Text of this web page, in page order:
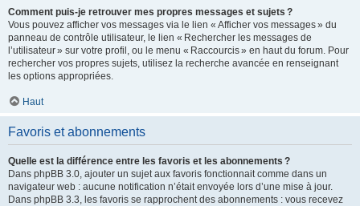
Comment puis-je retrouver mes propres messages et sujets ?
Vous pouvez afficher vos messages via le lien « Afficher vos messages » du
panneau de contrôle utilisateur, le lien « Rechercher les messages de
l’utilisateur » sur votre profil, ou le menu « Raccourcis » en haut du forum. Pour
rechercher vos propres sujets, utilisez la recherche avancée en renseignant
les options appropriées.
Haut
Favoris et abonnements
Quelle est la différence entre les favoris et les abonnements ?
Dans phpBB 3.0, ajouter un sujet aux favoris fonctionnait comme dans un
navigateur web : aucune notification n’était envoyée lors d’une mise à jour.
Dans phpBB 3.3, les favoris se rapprochent des abonnements : vous recevez